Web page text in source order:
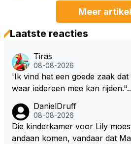
Meer
Laatste reacties
Tiras
08-08-2026
'Ik vind het een goede zaak
waar iedereen mee kan rijden.".... Nou volgens
ten zelfs zijn Engineer deze
DanielDruff
08-08-2026
Die kinderkamer voor Lily
andaan komen, vandaar dat